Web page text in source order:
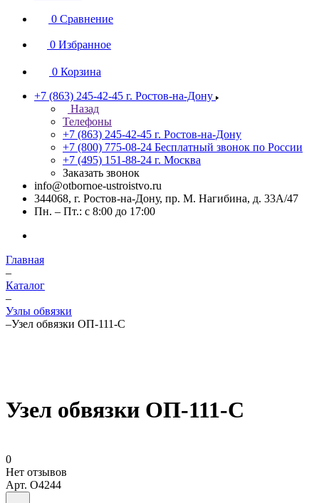
0 Сравнение
0 Избранное
0 Корзина
+7 (863) 245-42-45 г. Ростов-на-Дону
Назад
Телефоны
+7 (863) 245-42-45 г. Ростов-на-Дону
+7 (800) 775-08-24 Бесплатный звонок по России
+7 (495) 151-88-24 г. Москва
Заказать звонок
info@otbornoe-ustroistvo.ru
344068, г. Ростов-на-Дону, пр. М. Нагибина, д. 33А/47
Пн. – Пт.: с 8:00 до 17:00
Главная
–
Каталог
–
Узлы обвязки
–Узел обвязки ОП-111-С
Узел обвязки ОП-111-С
0
Нет отзывов
Арт. O4244